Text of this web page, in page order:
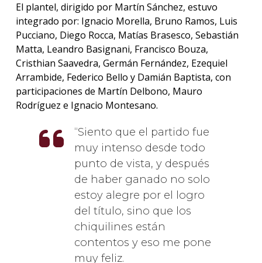
El plantel, dirigido por Martín Sánchez, estuvo
integrado por: Ignacio Morella, Bruno Ramos, Luis
Pucciano, Diego Rocca, Matías Brasesco, Sebastián
Matta, Leandro Basignani, Francisco Bouza,
Cristhian Saavedra, Germán Fernández, Ezequiel
Arrambide, Federico Bello y Damián Baptista, con
participaciones de Martín Delbono, Mauro
Rodríguez e Ignacio Montesano.
Siento que el partido fue
muy intenso desde todo
punto de vista, y después
de haber ganado no solo
estoy alegre por el logro
del título, sino que los
chiquilines están
contentos y eso me pone
muy feliz.